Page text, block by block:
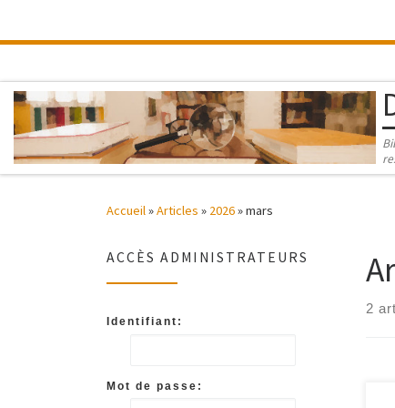
Accueil»Articles » 2026»mars
2
ACCÈS ADMINISTRATEURS
Identifiant:
Mot de passe: